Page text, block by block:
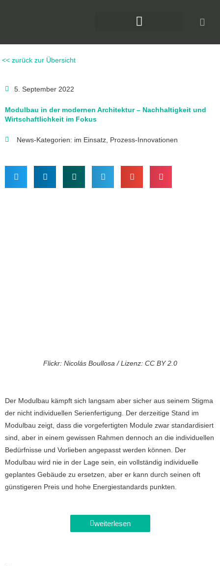
<< zurück zur Übersicht
5. September 2022
Modulbau in der modernen Architektur – Nachhaltigkeit und
Wirtschaftlichkeit im Fokus
News-Kategorien: im Einsatz Prozess-Innovationen
Flickr: Nicolás Boullosa / Lizenz: CC BY 2.0
Der Modulbau kämpft sich langsam aber sicher aus seinem Stigma
der nicht individuellen Serienfertigung. Der derzeitige Stand im
Modulbau zeigt, dass die vorgefertigten Module zwar standardisiert
sind, aber in einem gewissen Rahmen dennoch an die individuellen
Bedürfnisse und Vorlieben angepasst werden können. Der
Modulbau wird nie in der Lage sein, ein vollständig individuelle
geplantes Gebäude zu ersetzen, aber er kann durch seinen oft
günstigeren Preis und hohe Energiestandards punkten.
weiterlesen